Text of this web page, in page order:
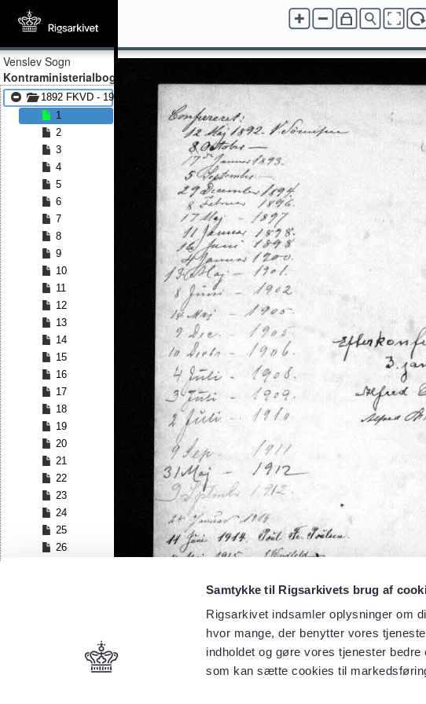
Samtykke til Rigsarkivets brug af
Rigsarkivet indsamler oplysninger om
hvor mange, der benytter vores
indholdet og gøre vores tjenester
som kan sætte cookies til
Venslev Sogn
Kontraministerialbog
1892 FKVD - 1920 FKVD
1
2
3
4
5
6
7
8
9
10
11
12
13
14
15
16
17
18
19
20
21
22
23
24
25
26